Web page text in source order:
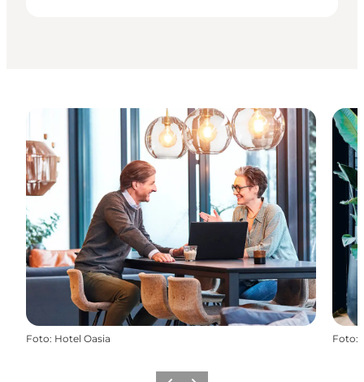
Foto: Hotel Oasia Foto: